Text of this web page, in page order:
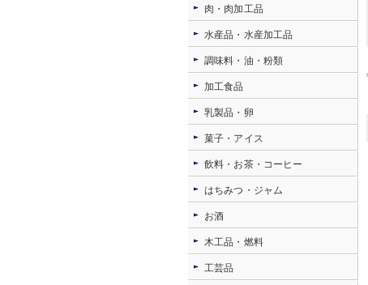
肉・肉加工品
水産品・水産加工品
調味料・油・粉類
加工食品
乳製品・卵
菓子・アイス
飲料・お茶・コーヒー
はちみつ・ジャム
お酒
木工品・燃料
工芸品